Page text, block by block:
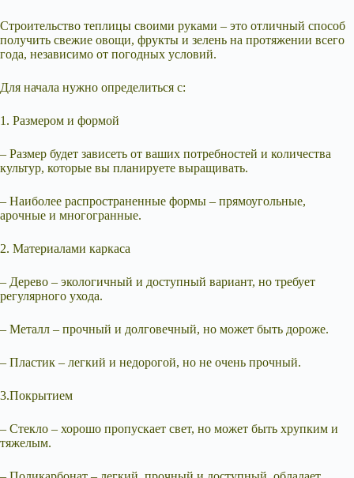
Строительство теплицы своими руками – это отличный способ
получить свежие овощи, фрукты и зелень на протяжении всего
года, независимо от погодных условий.
Для начала нужно определиться с:
1. Размером и формой
– Размер будет зависеть от ваших потребностей и количества
культур, которые вы планируете выращивать.
– Наиболее распространенные формы – прямоугольные,
арочные и многогранные.
2. Материалами каркаса
– Дерево – экологичный и доступный вариант, но требует
регулярного ухода.
– Металл – прочный и долговечный, но может быть дороже.
– Пластик – легкий и недорогой, но не очень прочный.
3.Покрытием
– Стекло – хорошо пропускает свет, но может быть хрупким и
тяжелым.